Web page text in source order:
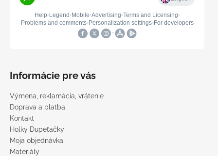
Informácie pre vás
Výmena, reklamácia, vrátenie
Doprava a platba
Kontakt
Holky Dupeťačky
Moja objednávka
Materiály